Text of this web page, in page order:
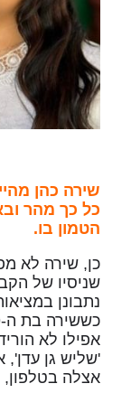
שירה כהן
כל כך מהר
הטמון בו.
כן, שירה לא
שניסיו של
נתבונן
אפילו לא
'שליש גן עדן',
אצלה בטלפון,